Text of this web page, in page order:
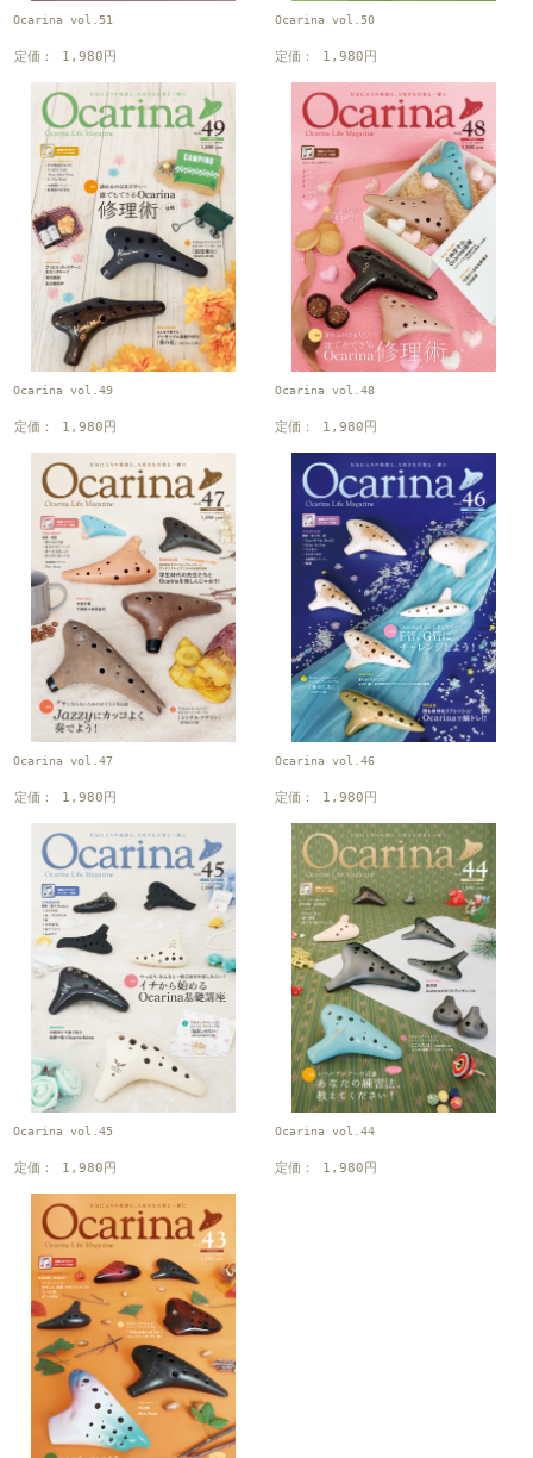
Ocarina vol.51
定価： 1,980円
Ocarina vol.50
定価： 1,980円
Ocarina vol.49
定価： 1,980円
Ocarina vol.48
定価： 1,980円
Ocarina vol.47
定価： 1,980円
Ocarina vol.46
定価： 1,980円
Ocarina vol.45
定価： 1,980円
Ocarina vol.44
定価： 1,980円